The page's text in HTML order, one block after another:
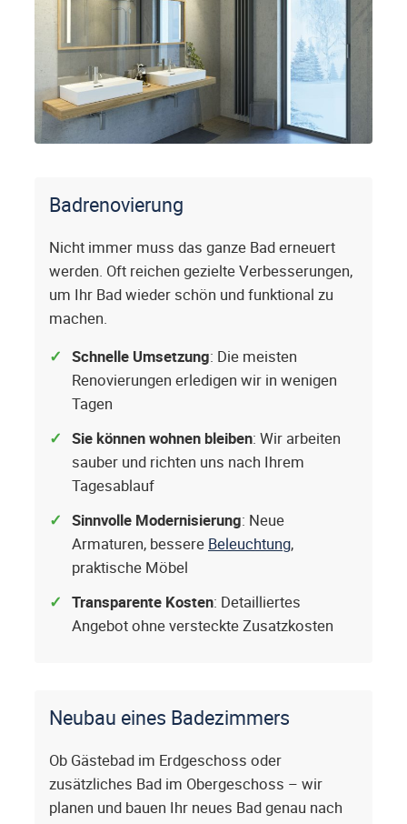
Badrenovierung
Nicht immer muss das ganze Bad erneuert
werden. Oft reichen gezielte Verbesserungen,
um Ihr Bad wieder schön und funktional zu
machen.
Schnelle Umsetzung: Die meisten
Renovierungen erledigen wir in wenigen
Tagen
Sie können wohnen bleiben: Wir arbeiten
sauber und richten uns nach Ihrem
Tagesablauf
Sinnvolle Modernisierung: Neue
Armaturen, bessere Beleuchtung,
praktische Möbel
Transparente Kosten: Detailliertes
Angebot ohne versteckte Zusatzkosten
Neubau eines Badezimmers
Ob Gästebad im Erdgeschoss oder
zusätzliches Bad im Obergeschoss – wir
planen und bauen Ihr neues Bad genau nach